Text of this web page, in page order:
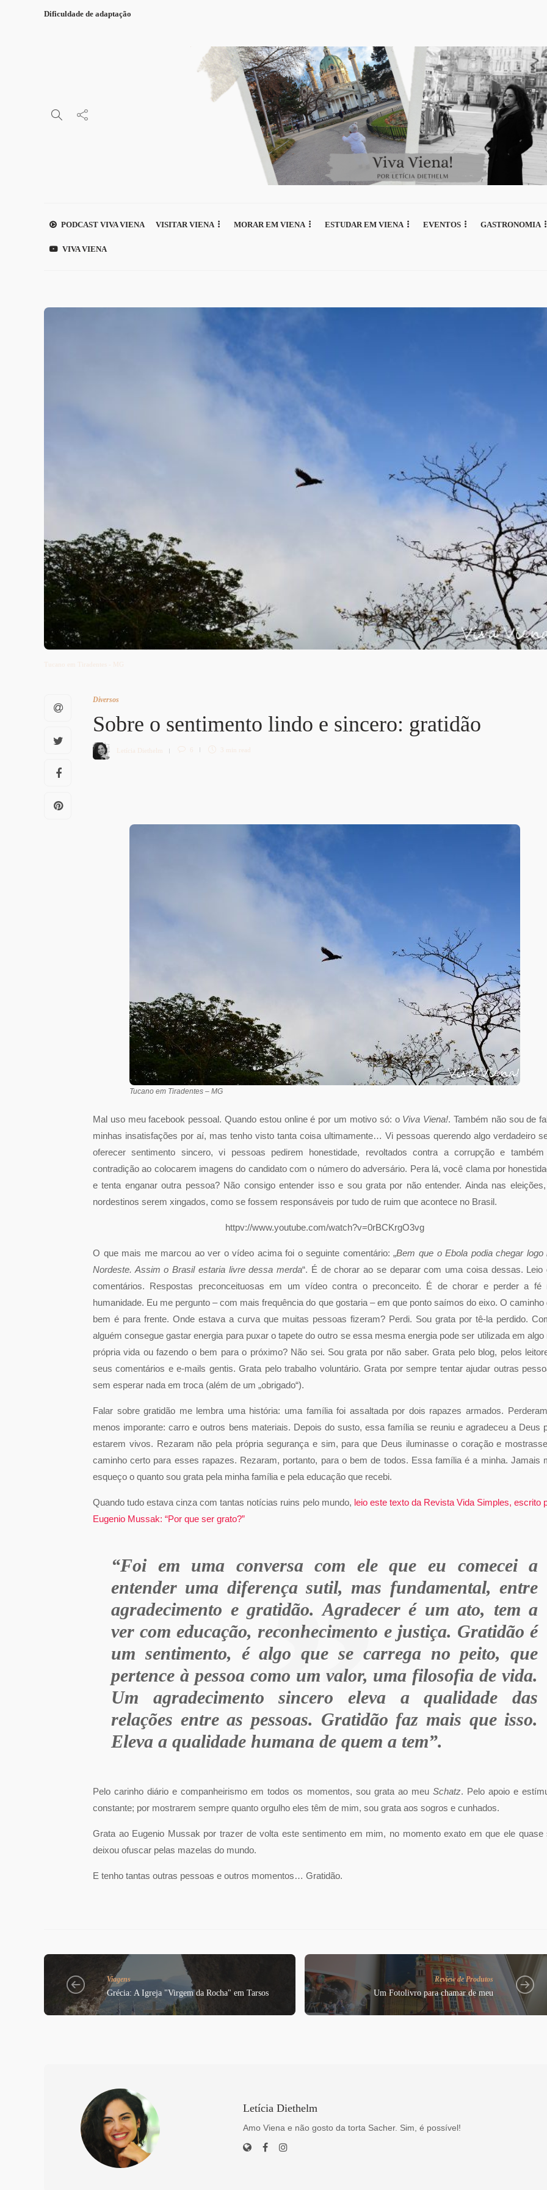
Dificuldade de adaptação
PODCAST VIVA VIENA VISITAR VIENA MORAR EM VIENA ESTUDAR EM VIENA EVENTOS GASTRONOMIA
VIVA VIENA
Tucano em Tiradentes - MG
Diversos
Sobre o sentimento lindo e sincero: gratidão
Letícia Diethelm 6 3 min read
Tucano em Tiradentes – MG
Mal uso meu facebook pessoal. Quando estou online é por um motivo só: o Viva Viena!. Também não sou de
minhas insatisfações por aí, mas tenho visto tanta coisa ultimamente… Vi pessoas querendo algo verdadeiro
oferecer sentimento sincero, vi pessoas pedirem honestidade, revoltados contra a corrupção e
contradição ao colocarem imagens do candidato com o número do adversário. Pera lá, você clama por
e tenta enganar outra pessoa? Não consigo entender isso e sou grata por não entender. Ainda nas
nordestinos serem xingados, como se fossem responsáveis por tudo de ruim que acontece no Brasil.
httpv://www.youtube.com/watch?v=0rBCKrgO3vg
O que mais me marcou ao ver o vídeo acima foi o seguinte comentário: „Bem que o Ebola podia chegar logo
Nordeste. Assim o Brasil estaria livre dessa merda“. É de chorar ao se deparar com uma coisa dessas. Leio
comentários. Respostas preconceituosas em um vídeo contra o preconceito. É de chorar e perder a fé
humanidade. Eu me pergunto – com mais frequência do que gostaria – em que ponto saímos do eixo. O caminho
bem é para frente. Onde estava a curva que muitas pessoas fizeram? Perdi. Sou grata por tê-la perdido.
alguém consegue gastar energia para puxar o tapete do outro se essa mesma energia pode ser utilizada em algo
própria vida ou fazendo o bem para o próximo? Não sei. Sou grata por não saber. Grata pelo blog, pelos
seus comentários e e-mails gentis. Grata pelo trabalho voluntário. Grata por sempre tentar ajudar outras
sem esperar nada em troca (além de um „obrigado“).
Falar sobre gratidão me lembra uma história: uma família foi assaltada por dois rapazes armados.
menos imporante: carro e outros bens materiais. Depois do susto, essa família se reuniu e agradeceu a Deus
estarem vivos. Rezaram não pela própria segurança e sim, para que Deus iluminasse o coração e
caminho certo para esses rapazes. Rezaram, portanto, para o bem de todos. Essa família é a minha. Jamais
esqueço o quanto sou grata pela minha família e pela educação que recebi.
Quando tudo estava cinza com tantas notícias ruins pelo mundo, leio este texto da Revista Vida Simples, escrito
Eugenio Mussak: “Por que ser grato?”
“Foi em uma conversa com ele que eu comecei a
entender uma diferença sutil, mas fundamental, entre
agradecimento e gratidão. Agradecer é um ato, tem a
ver com educação, reconhecimento e justiça. Gratidão é
um sentimento, é algo que se carrega no peito, que
pertence à pessoa como um valor, uma filosofia de vida.
Um agradecimento sincero eleva a qualidade das
relações entre as pessoas. Gratidão faz mais que isso.
Eleva a qualidade humana de quem a tem”.
Pelo carinho diário e companheirismo em todos os momentos, sou grata ao meu Schatz. Pelo apoio e
constante; por mostrarem sempre quanto orgulho eles têm de mim, sou grata aos sogros e cunhados.
Grata ao Eugenio Mussak por trazer de volta este sentimento em mim, no momento exato em que ele quase
deixou ofuscar pelas mazelas do mundo.
E tenho tantas outras pessoas e outros momentos… Gratidão.
Viagens
Grécia: A Igreja "Virgem da Rocha" em Tarsos
Review de Produtos
Um Fotolivro para chamar de meu
Letícia Diethelm
Amo Viena e não gosto da torta Sacher. Sim, é possível!